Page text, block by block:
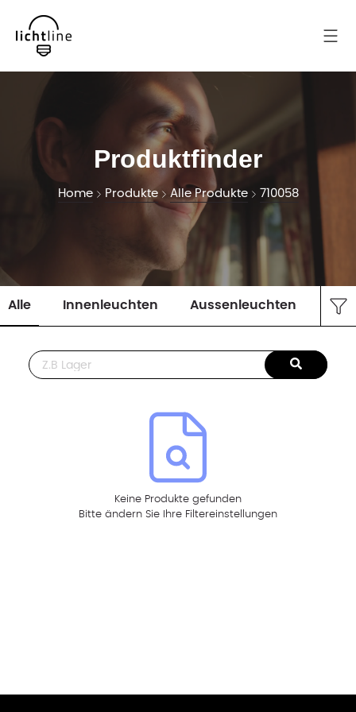
Produktfinder
Home Produkte Alle Produkte 710058
Alle Innenleuchten Aussenleuchten
This is a search field with an auto-suggest feature attached.
Keine Produkte gefunden
Bitte ändern Sie Ihre Filtereinstellungen